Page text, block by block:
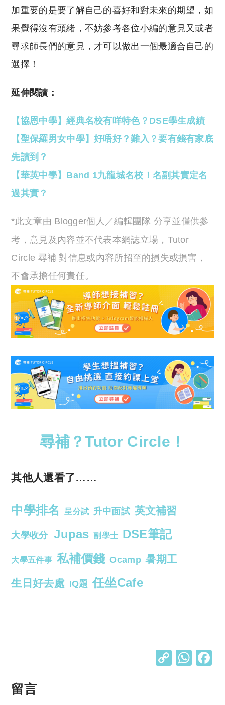
加重要的是要了解自己的喜好和對未來的期望，如
果覺得沒有頭緒，不妨參考各位小編的意見又或者
尋求師長們的意見，才可以做出一個最適合自己的
選擇！
延伸閱讀：
【協恩中學】經典名校有咩特色？DSE學生成績
【聖保羅男女中學】好唔好？難入？要有錢有家底
先讀到？
【華英中學】Band 1九龍城名校！名副其實定名
過其實？
*此文章由 Blogger個人／編輯團隊 分享並僅供參
考，意見及內容並不代表本網誌立場，Tutor
Circle 尋補 對信息或內容所招至的損失或損害，
不會承擔任何責任。
尋補？Tutor Circle！
其他人還看了……
中學排名 呈分試 升中面試 英文補習
大學收分 Jupas 副學士 DSE筆記
大學五件事 私補價錢 Ocamp 暑期工
生日好去處 IQ題 任坐Cafe
C W
留言